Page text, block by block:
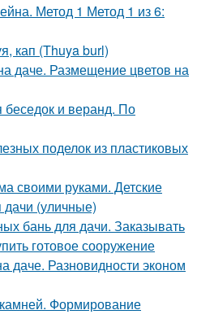
Метод 1 Метод 1 из 6:
кап (Thuya burl)
даче. Размещение цветов на
беседок и веранд. По
поделок из пластиковых
своими руками. Детские
дачи (уличные)
бань для дачи. Заказывать
готовое сооружение
даче. Разновидности эконом
Формирование